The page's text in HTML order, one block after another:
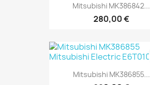
Mitsubishi MK386842...
280,00 €
Mitsubishi MK386855...